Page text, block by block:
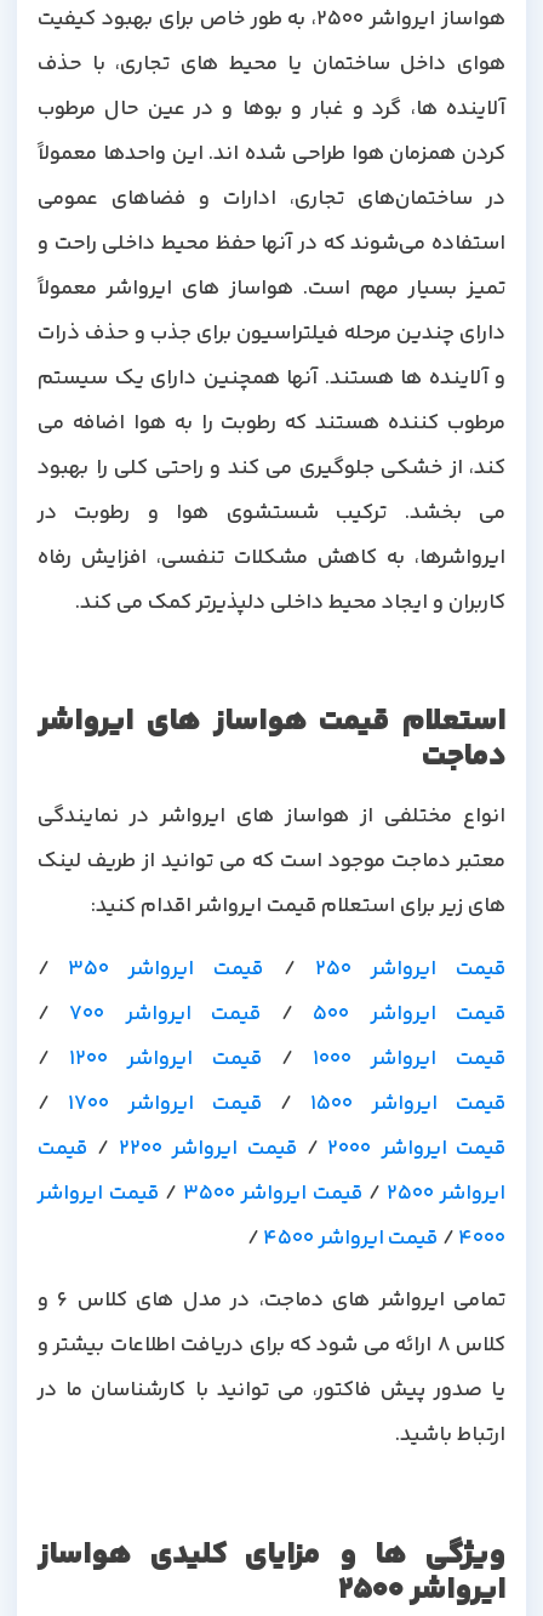
هواساز ایرواشر 2500، به طور خاص برای بهبود کیفیت
هوای داخل ساختمان یا محیط های تجاری، با حذف
آلاینده ها، گرد و غبار و بوها و در عین حال مرطوب
کردن همزمان هوا طراحی شده اند. این واحدها معمولاً
در ساختمان‌های تجاری، ادارات و فضاهای عمومی
استفاده می‌شوند که در آنها حفظ محیط داخلی راحت و
تمیز بسیار مهم است. هواساز های ایرواشر معمولاً
دارای چندین مرحله فیلتراسیون برای جذب و حذف ذرات
و آلاینده ها هستند. آنها همچنین دارای یک سیستم
مرطوب کننده هستند که رطوبت را به هوا اضافه می
کند، از خشکی جلوگیری می کند و راحتی کلی را بهبود
می بخشد. ترکیب شستشوی هوا و رطوبت در
ایرواشرها، به کاهش مشکلات تنفسی، افزایش رفاه
کاربران و ایجاد محیط داخلی دلپذیرتر کمک می کند.
استعلام قیمت هواساز های ایرواشر
دماجت
انواع مختلفی از هواساز های ایرواشر در نمایندگی
معتبر دماجت موجود است که می توانید از طریف لینک
های زیر برای استعلام قیمت ایرواشر اقدام کنید:
قیمت ایرواشر 250
/ قیمت ایرواشر 350
/
قیمت ایرواشر 500
/ قیمت ایرواشر 700
/
قیمت ایرواشر 1000
/ قیمت ایرواشر 1200
/
قیمت ایرواشر 1500
/ قیمت ایرواشر 1700
/
قیمت ایرواشر 2000
/ قیمت ایرواشر 2200 / قیمت
ایرواشر 2500
/ قیمت ایرواشر 3500 / قیمت ایرواشر
4000
/ قیمت ایرواشر 4500
/
تمامی ایرواشر های دماجت، در مدل های کلاس 6 و
کلاس 8 ارائه می شود که برای دریافت اطلاعات بیشتر و
یا صدور پیش فاکتور، می توانید با کارشناسان ما در
ارتباط باشید.
ویژگی ها و مزایای کلیدی هواساز
ایرواشر 2500